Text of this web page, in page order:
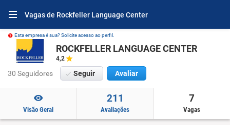
Vagas de Rockfeller Language Center
Esta empresa é sua? Solicite acesso ao perfil.
ROCKFELLER LANGUAGE CENTER
4,2
30 Seguidores Seguir Avaliar
Visão Geral
211
Avaliações
7
Vagas